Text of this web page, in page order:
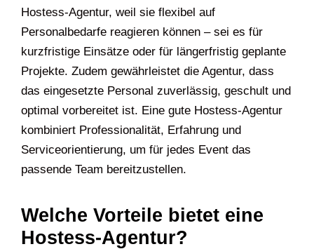
Hostess-Agentur, weil sie flexibel auf
Personalbedarfe reagieren können – sei es für
kurzfristige Einsätze oder für längerfristig geplante
Projekte. Zudem gewährleistet die Agentur, dass
das eingesetzte Personal zuverlässig, geschult und
optimal vorbereitet ist. Eine gute Hostess-Agentur
kombiniert Professionalität, Erfahrung und
Serviceorientierung, um für jedes Event das
passende Team bereitzustellen.
Welche Vorteile bietet eine
Hostess-Agentur?